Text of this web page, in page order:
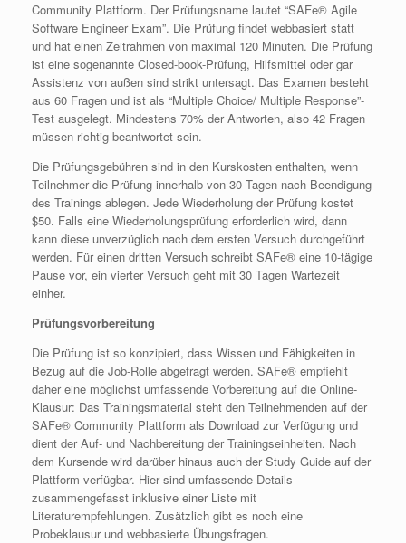
Community Plattform. Der Prüfungsname lautet “SAFe® Agile
Software Engineer Exam”. Die Prüfung findet webbasiert statt
und hat einen Zeitrahmen von maximal 120 Minuten. Die Prüfung
ist eine sogenannte Closed-book-Prüfung, Hilfsmittel oder gar
Assistenz von außen sind strikt untersagt. Das Examen besteht
aus 60 Fragen und ist als “Multiple Choice/ Multiple Response”-
Test ausgelegt. Mindestens 70% der Antworten, also 42 Fragen
müssen richtig beantwortet sein.
Die Prüfungsgebühren sind in den Kurskosten enthalten, wenn
Teilnehmer die Prüfung innerhalb von 30 Tagen nach Beendigung
des Trainings ablegen. Jede Wiederholung der Prüfung kostet
$50. Falls eine Wiederholungsprüfung erforderlich wird, dann
kann diese unverzüglich nach dem ersten Versuch durchgeführt
werden. Für einen dritten Versuch schreibt SAFe® eine 10-tägige
Pause vor, ein vierter Versuch geht mit 30 Tagen Wartezeit
einher.
Prüfungsvorbereitung
Die Prüfung ist so konzipiert, dass Wissen und Fähigkeiten in
Bezug auf die Job-Rolle abgefragt werden. SAFe® empfiehlt
daher eine möglichst umfassende Vorbereitung auf die Online-
Klausur: Das Trainingsmaterial steht den Teilnehmenden auf der
SAFe® Community Plattform als Download zur Verfügung und
dient der Auf- und Nachbereitung der Trainingseinheiten. Nach
dem Kursende wird darüber hinaus auch der Study Guide auf der
Plattform verfügbar. Hier sind umfassende Details
zusammengefasst inklusive einer Liste mit
Literaturempfehlungen. Zusätzlich gibt es noch eine
Probeklausur und webbasierte Übungsfragen.